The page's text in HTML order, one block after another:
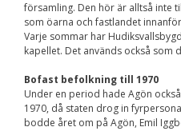
församling. Den hör är alltså inte
som öarna och fastlandet
Varje sommar har
kapellet. Det används också som
Bofast befolkning till 1970
Under en period hade Agön
1970, då staten drog in
bodde året om på Agön, Emil